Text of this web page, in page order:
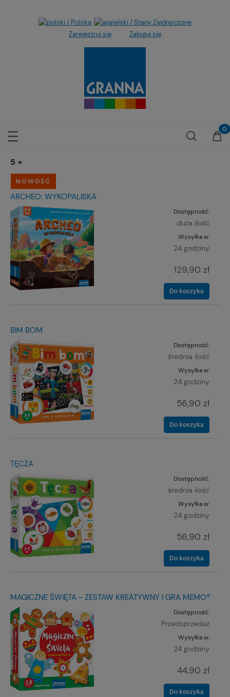
Zarejestruj się Zaloguj się
5+
ARCHEO: WYKOPALISKA
Dostępność:
duża ilość
Wysyłka w:
24 godziny
129,90 zł
Do koszyka
NOWOŚĆ
BIM BOM
Dostępność:
średnia ilość
Wysyłka w:
24 godziny
56,90 zł
Do koszyka
TĘCZA
Dostępność:
średnia ilość
Wysyłka w:
24 godziny
56,90 zł
Do koszyka
MAGICZNE ŚWIĘTA - ZESTAW KREATYWNY I GRA MEMO®
Dostępność:
Przedsprzedaż
Wysyłka w:
24 godziny
44,90 zł
Do koszyka